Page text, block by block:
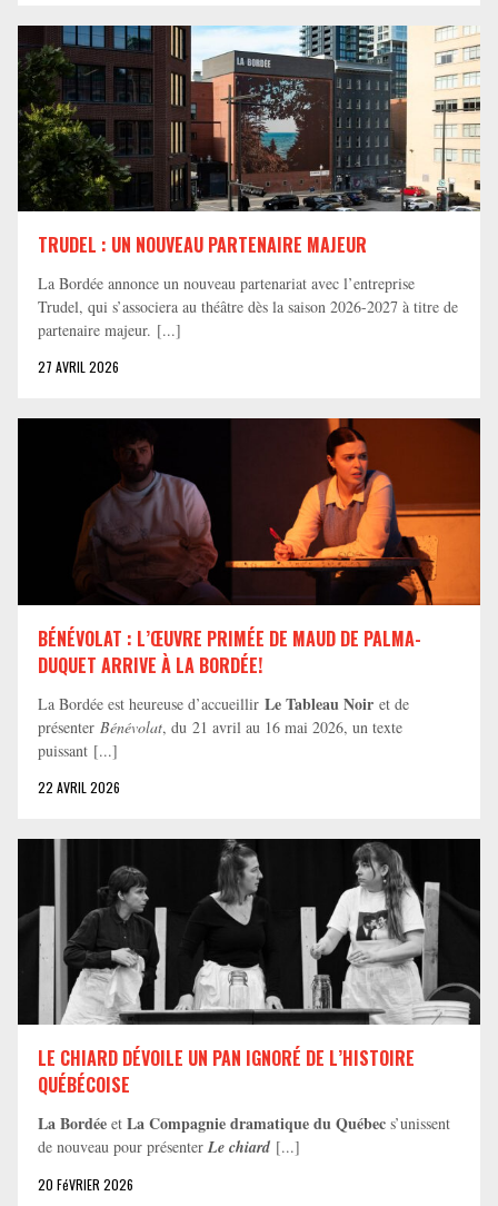
TRUDEL : UN NOUVEAU PARTENAIRE MAJEUR
La Bordée annonce un nouveau partenariat avec l’entreprise
Trudel, qui s’associera au théâtre dès la saison 2026-2027 à titre de
partenaire majeur. [...]
27 AVRIL 2026
BÉNÉVOLAT : L’ŒUVRE PRIMÉE DE MAUD DE PALMA-
DUQUET ARRIVE À LA BORDÉE!
La Bordée est heureuse d’accueillir Le Tableau Noir et de
présenter Bénévolat, du 21 avril au 16 mai 2026, un texte
puissant [...]
22 AVRIL 2026
LE CHIARD DÉVOILE UN PAN IGNORÉ DE L’HISTOIRE
QUÉBÉCOISE
La Bordée et La Compagnie dramatique du Québec s’unissent
de nouveau pour présenter Le chiard [...]
20 FéVRIER 2026